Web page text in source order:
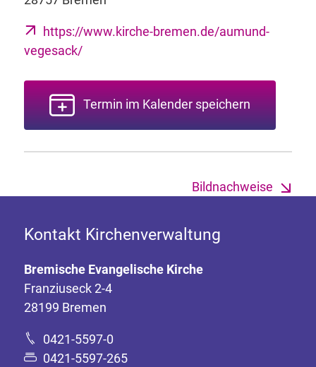
https://www.kirche-bremen.de/aumund-
vegesack/
Termin im Kalender speichern
Bildnachweise
Kontakt Kirchenverwaltung
Bremische Evangelische Kirche
Franziuseck 2-4
28199 Bremen
0421-5597-0
0421-5597-265